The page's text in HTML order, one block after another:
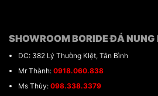
SHOWROOM BORIDE ĐÁ NUNG
DC: 382 Lý Thường KIệt, Tân Bình
Mr Thành: 0918.060.838
Ms Thùy: 098.338.3379